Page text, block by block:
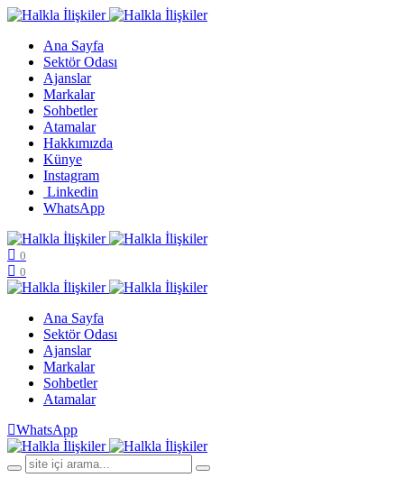
Ana Sayfa
Sektör Odası
Ajanslar
Markalar
Sohbetler
Atamalar
Hakkımızda
Künye
Instagram
Linkedin
WhatsApp
0
0
Ana Sayfa
Sektör Odası
Ajanslar
Markalar
Sohbetler
Atamalar
WhatsApp